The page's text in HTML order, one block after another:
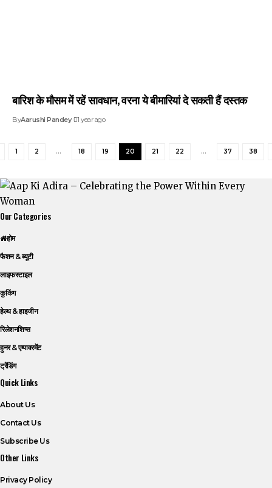
बारिश के मौसम में रहें सावधान, वरना ये बीमारियां दे सकती हैं दस्तक
ByAarushi Pandey 1 year ago
1 2 … 18 19 20 21 22 … 37 38
Our Categories
होम
फैशन & ब्यूटी
लाइफस्टाइल
कुकिंग
हेल्थ & हाइजीन
रिलेशनशिप्स
हुनर & एम्पावरमेंट
ट्रेंडिंग
Quick Links
About Us
Contact Us
Subscribe Us
Other Links
Privacy Policy